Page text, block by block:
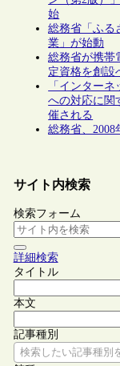
始
総務省「ふる
業」が始動
総務省が携帯
定資格を創設
「インター
への対応に関
催される
総務省、
サイト内検索
検索フォーム
詳細検索
タイトル
本文
記事種別
検索したい記事種別